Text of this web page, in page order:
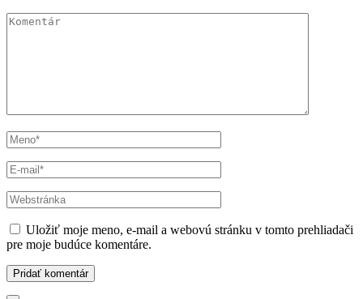
Komentár
Meno*
E-
mail*
Webstránka
Uložiť moje meno, e-mail a webovú stránku v tomto prehliadači
pre moje budúce komentáre.